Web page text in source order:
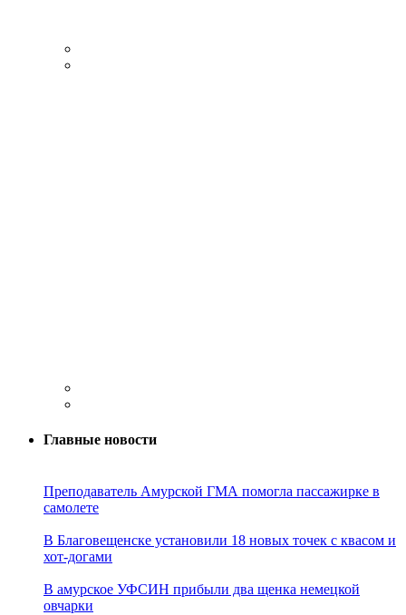
Главные новости
Преподаватель Амурской ГМА помогла пассажирке в
самолете
В Благовещенске установили 18 новых точек с квасом и
хот-догами
В амурское УФСИН прибыли два щенка немецкой
овчарки